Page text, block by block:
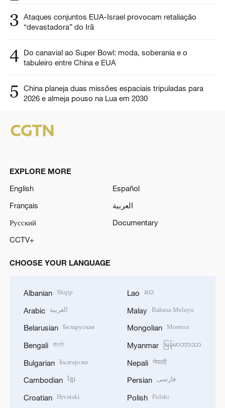
3 Ataques conjuntos EUA-Israel provocam retaliação
“devastadora” do Irã
4 Do canavial ao Super Bowl: moda, soberania e o
tabuleiro entre China e EUA
5
China planeja duas missões espaciais tripuladas para
2026 e almeja pouso na Lua em 2030
EXPLORE MORE
English
Español
Français
العربية
Русский
Documentary
CCTV+
CHOOSE YOUR LANGUAGE
Albanian Shqip
Arabic العربية
Belarusian Беларуская
Bengali বাংলা
Bulgarian Български
Cambodian ខ្មែរ
Croatian Hrvatski
Lao ລາວ
Malay Bahasa Melayu
Mongolian Монгол
Myanmar မြန်မာဘာသာ
Nepali नेपाली
Persian فارسی
Polish Polski